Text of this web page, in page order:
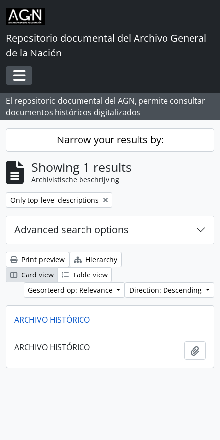
Skip to main content
Repositorio documental del Archivo General
de la Nación
Toggle navigation
El repositorio documental del AGN, permite consultar
documentos históricos digitalizados
Narrow your results by:
Showing 1 results
Archivistische beschrijving
Remove filter:
Only top-level descriptions
Advanced search options
Print preview
Hierarchy
Card view
Table view
Gesorteerd op: Relevance
Direction: Descending
ARCHIVO HISTÓRICO
ARCHIVO HISTÓRICO